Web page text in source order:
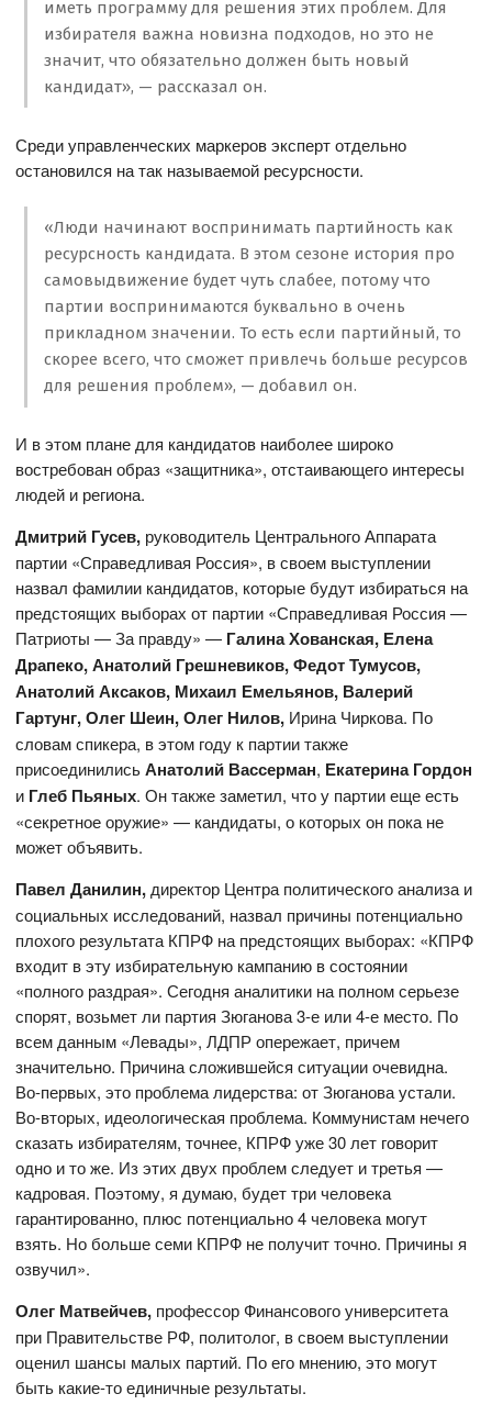
иметь программу для решения этих проблем. Для
избирателя важна новизна подходов, но это не
значит, что обязательно должен быть новый
кандидат», — рассказал он.
Среди управленческих маркеров эксперт отдельно
остановился на так называемой ресурсности.
«Люди начинают воспринимать партийность как
ресурсность кандидата. В этом сезоне история про
самовыдвижение будет чуть слабее, потому что
партии воспринимаются буквально в очень
прикладном значении. То есть если партийный, то
скорее всего, что сможет привлечь больше ресурсов
для решения проблем», — добавил он.
И в этом плане для кандидатов наиболее широко
востребован образ «защитника», отстаивающего интересы
людей и региона.
Дмитрий Гусев, руководитель Центрального Аппарата
партии «Справедливая Россия», в своем выступлении
назвал фамилии кандидатов, которые будут избираться на
предстоящих выборах от партии «Справедливая Россия —
Патриоты — За правду» — Галина Хованская, Елена
Драпеко,Анатолий Грешневиков,Федот Тумусов,
Анатолий Аксаков, Михаил Емельянов, Валерий
Гартунг,Олег Шеин,Олег Нилов, Ирина Чиркова. По
словам спикера, в этом году к партии также
присоединилисьАнатолий Вассерман, Екатерина Гордон
и Глеб Пьяных. Он также заметил, что у партии еще есть
«секретное оружие» — кандидаты, о которых он пока не
может объявить.
Павел Данилин,директор Центра политического анализа и
социальных исследований, назвал причины потенциально
плохого результата КПРФ на предстоящих выборах: «КПРФ
входит в эту избирательную кампанию в состоянии
«полного раздрая». Сегодня аналитики на полном серьезе
спорят, возьмет ли партия Зюганова 3-е или 4-е место. По
всем данным «Левады», ЛДПР опережает, причем
значительно. Причина сложившейся ситуации очевидна.
Во-первых, это проблема лидерства: от Зюганова устали.
Во-вторых, идеологическая проблема. Коммунистам нечего
сказать избирателям, точнее, КПРФ уже 30 лет говорит
одно и то же. Из этих двух проблем следует и третья —
кадровая. Поэтому, я думаю, будет три человека
гарантированно, плюс потенциально 4 человека могут
взять. Но больше семи КПРФ не получит точно. Причины я
озвучил».
Олег Матвейчев, профессор Финансового университета
при Правительстве РФ, политолог, в своем выступлении
оценил шансы малых партий. По его мнению, это могут
быть какие-то единичные результаты.